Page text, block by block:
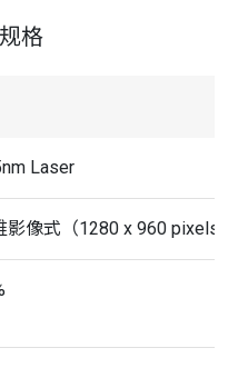
格
Laser
影像式（1280 x 960 pixels）